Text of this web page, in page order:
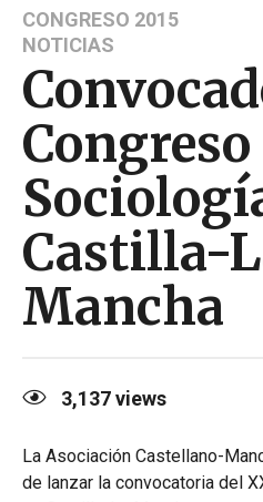
CONGRESO 2015
NOTICIAS
Congreso
Castilla-
Mancha
3,137views
La Asociación Castellano-
de lanzar la convocatoria del